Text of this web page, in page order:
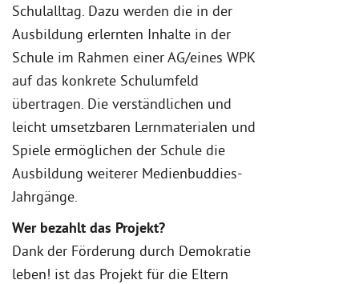
Schulalltag. Dazu werden die in der
Ausbildung erlernten Inhalte in der
Schule im Rahmen einer AG/eines WPK
auf das konkrete Schulumfeld
übertragen. Die verständlichen und
leicht umsetzbaren Lernmaterialen und
Spiele ermöglichen der Schule die
Ausbildung weiterer Medienbuddies-
Jahrgänge.
Wer bezahlt das Projekt?
Dank der Förderung durch Demokratie
leben! ist das Projekt für die Eltern